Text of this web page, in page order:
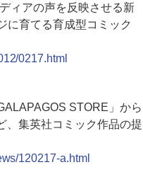
ィアの声を反映させる新
育てる育成型コミック
0217.html
STORE」から
、集英社コミック作品の提
120217-a.html